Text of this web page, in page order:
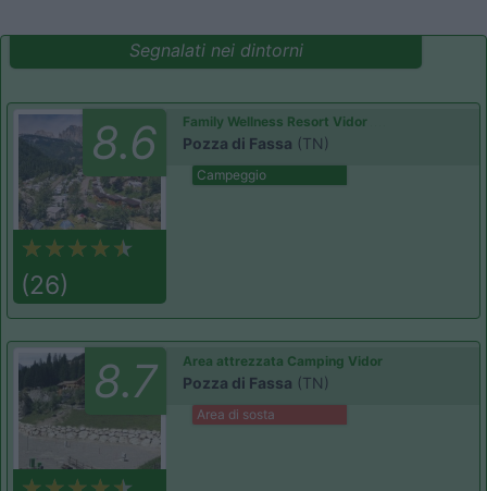
Segnalati nei dintorni
8.6
(26)
Family Wellness Resort Vidor
Pozza di Fassa (TN)
Campeggio
8.7 Area attrezzata Camping Vidor
Pozza di Fassa (TN)
Area di sosta